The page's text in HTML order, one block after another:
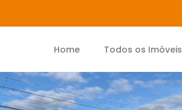
Home Todos os Imóveis